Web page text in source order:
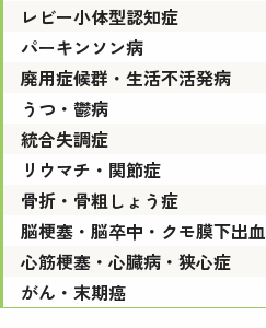
レビー小体型認知症
パーキンソン病
廃用症候群・生活不活発病
うつ・鬱病
統合失調症
リウマチ・関節症
骨折・骨粗しょう症
脳梗塞・脳卒中・クモ膜下出血
心筋梗塞・心臓病・狭心症
がん・末期癌